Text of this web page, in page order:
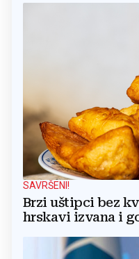
SAVRŠENI!
Brzi uštipci bez
hrskavi izvana i